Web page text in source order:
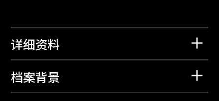
详细资料
档案背景